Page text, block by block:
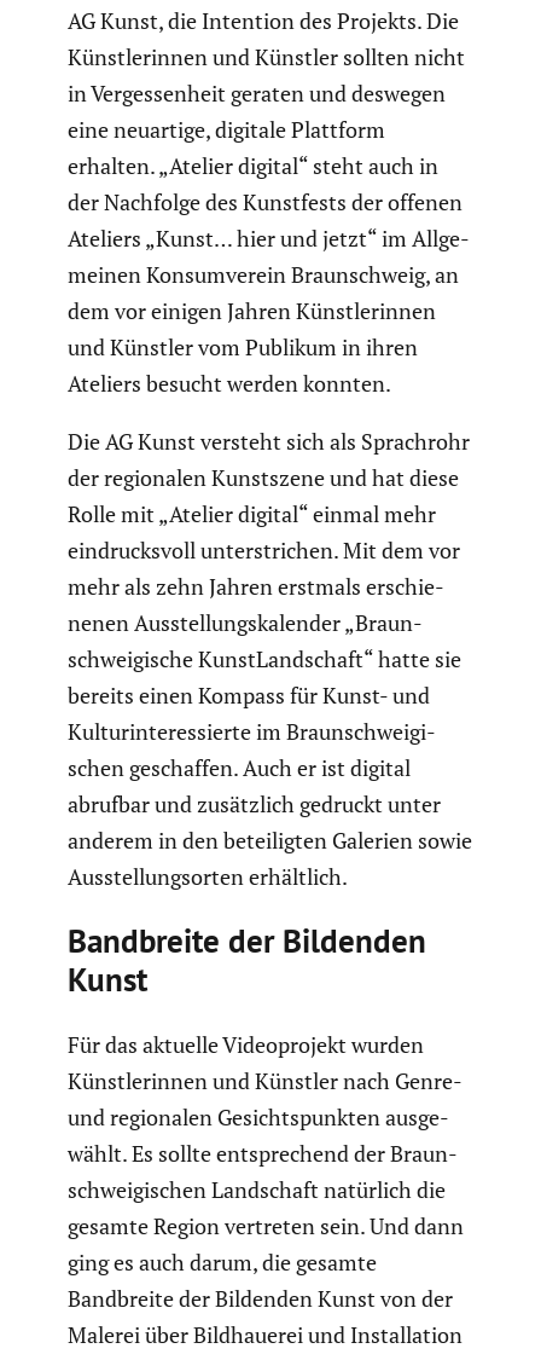
AG Kunst, die Intention des Projekts. Die
Künst­le­rinnen und Künstler sollten nicht
in Verges­sen­heit geraten und deswegen
eine neuartige, digitale Plattform
erhalten. „Atelier digital“ steht auch in
der Nachfolge des Kunst­fests der offenen
Ateliers „Kunst… hier und jetzt“ im Allge­
meinen Konsum­verein Braun­schweig, an
dem vor einigen Jahren Künst­le­rinnen
und Künstler vom Publikum in ihren
Ateliers besucht werden konnten.
Die AG Kunst versteht sich als Sprach­rohr
der regio­nalen Kunst­szene und hat diese
Rolle mit „Atelier digital“ einmal mehr
eindrucks­voll unter­stri­chen. Mit dem vor
mehr als zehn Jahren erstmals erschie­
nenen Ausstel­lungs­ka­lender „Braun­
schwei­gi­sche Kunst­Land­schaft“ hatte sie
bereits einen Kompass für Kunst- und
Kultur­in­ter­es­sierte im Braun­schwei­gi­
schen geschaffen. Auch er ist digital
abrufbar und zusätz­lich gedruckt unter
anderem in den betei­ligten Galerien sowie
Ausstel­lungs­orten erhält­lich.
Bandbreite der Bildenden
Kunst
Für das aktuelle Video­pro­jekt wurden
Künst­le­rinnen und Künstler nach Genre-
und regio­nalen Gesichts­punkten ausge­
wählt. Es sollte entspre­chend der Braun­
schwei­gi­schen Landschaft natürlich die
gesamte Region vertreten sein. Und dann
ging es auch darum, die gesamte
Bandbreite der Bildenden Kunst von der
Malerei über Bildhauerei und Instal­la­tion